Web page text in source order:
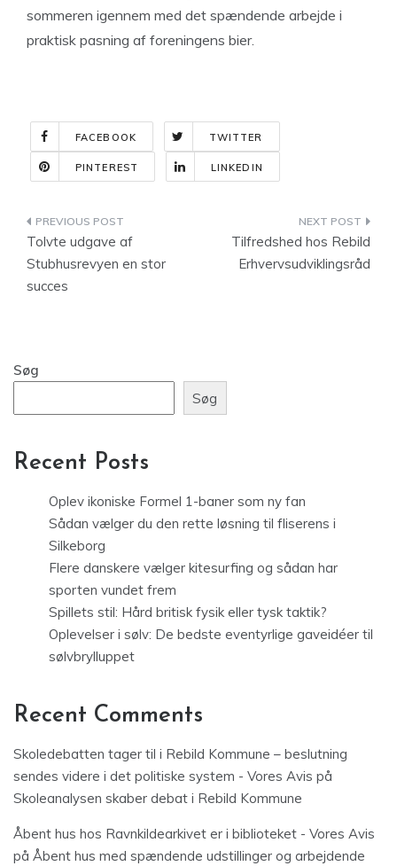
sommeren igennem med det spændende arbejde i
praktisk pasning af foreningens bier.
FACEBOOK TWITTER
PINTEREST LINKEDIN
Indlægsnavigation
Tolvte udgave af
Stubhusrevyen en stor
succes
Tilfredshed hos Rebild
Erhvervsudviklingsråd
Søg
Søg
Recent Posts
Oplev ikoniske Formel 1-baner som ny fan
Sådan vælger du den rette løsning til fliserens i
Silkeborg
Flere danskere vælger kitesurfing og sådan har
sporten vundet frem
Spillets stil: Hård britisk fysik eller tysk taktik?
Oplevelser i sølv: De bedste eventyrlige gaveidéer til
sølvbrylluppet
Recent Comments
Skoledebatten tager til i Rebild Kommune – beslutning
sendes videre i det politiske system - Vores Avis på
Skoleanalysen skaber debat i Rebild Kommune
Åbent hus hos Ravnkildearkivet er i biblioteket - Vores Avis
på Åbent hus med spændende udstillinger og arbejdende